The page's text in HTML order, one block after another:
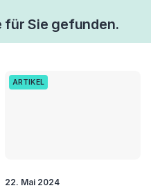
für Sie gefunden.
ARTIKEL
22. Mai 2024